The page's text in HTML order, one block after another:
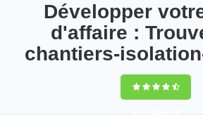
Développer
d'affaire :
chantiers-
9,5(100%)93